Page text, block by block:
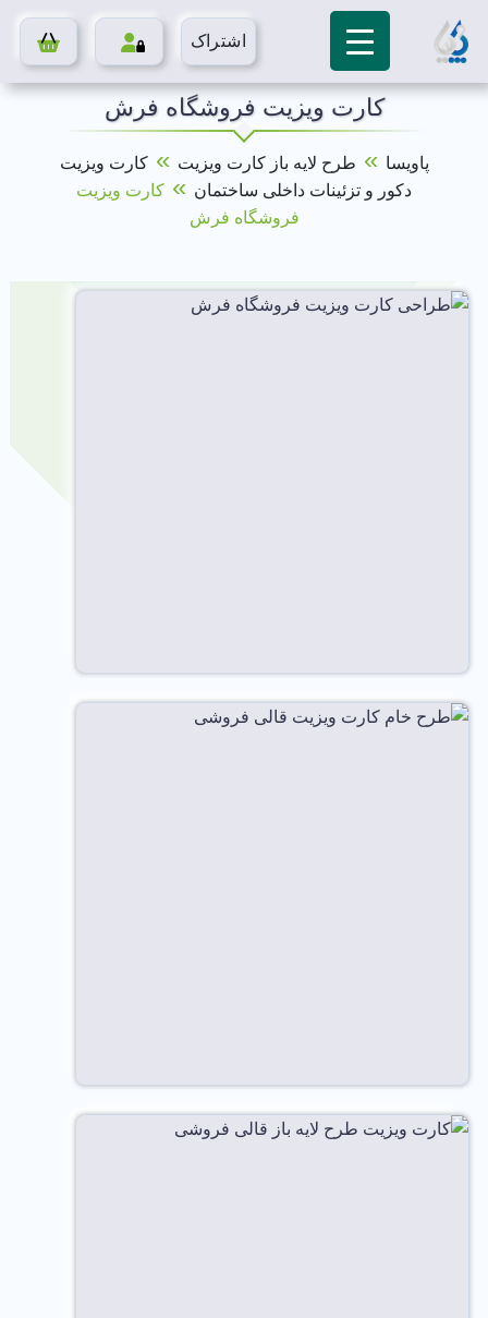
اشتراک
کارت ویزیت فروشگاه فرش
پاویسا » طرح لایه باز کارت ویزیت »کارت ویزیت
دکور و تزئینات داخلی ساختمان » کارت ویزیت
فروشگاه فرش